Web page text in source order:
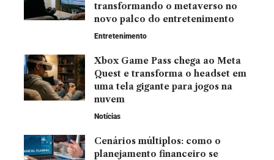
transformando o metaverso no
novo palco do entretenimento
Entretenimento
Xbox Game Pass chega ao Meta
Quest e transforma o headset em
uma tela gigante para jogos na
nuvem
Notícias
Cenários múltiplos: como o
planejamento financeiro se